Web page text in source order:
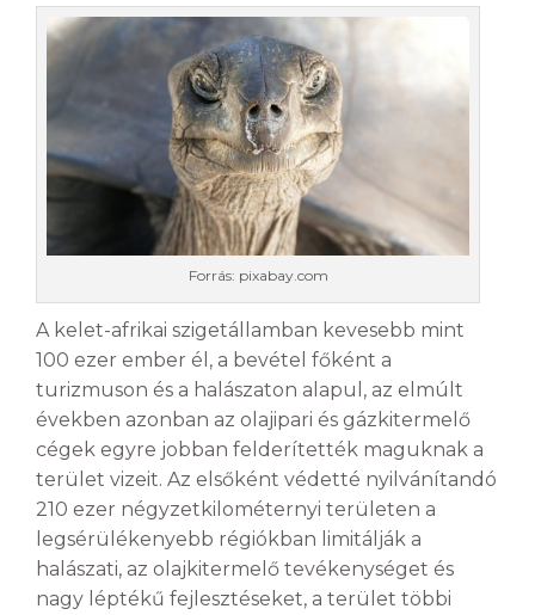
Forrás: pixabay.com
A kelet-afrikai szigetállamban kevesebb mint
100 ezer ember él, a bevétel főként a
turizmuson és a halászaton alapul, az elmúlt
években azonban az olajipari és gázkitermelő
cégek egyre jobban felderítették maguknak a
terület vizeit. Az elsőként védetté nyilvánítandó
210 ezer négyzetkilométernyi területen a
legsérülékenyebb régiókban limitálják a
halászati, az olajkitermelő tevékenységet és
nagy léptékű fejlesztéseket, a terület többi